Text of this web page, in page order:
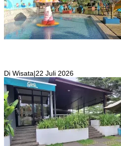
Di Wisata|22 Juli 2026